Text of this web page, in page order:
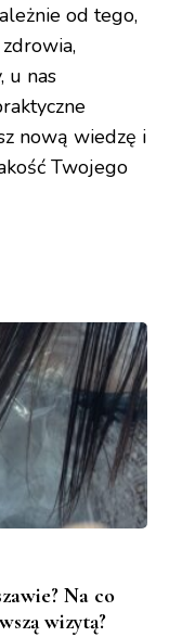
od tego,
u nas
nową wiedzę i
Twojego
Na co
wizytą?